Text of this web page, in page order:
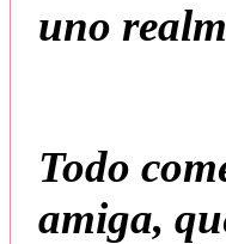
uno
Todo
amiga,